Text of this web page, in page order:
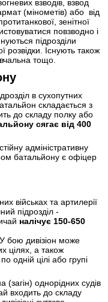
взводів, взвод
(мінометів) або від
зенітної
повзводно і
підрозділи
розвідки. Існують також
тощо.
в сухопутних
складається з
до складу полку або
сягає від 400
адміністративну
батальйону є офіцер
військах та артилерії
підрозділ -
налічує 150-650
У бою дивізіон може
цілях, а також
одній цілі або групі
(загін) однорідних судів
входить до складу